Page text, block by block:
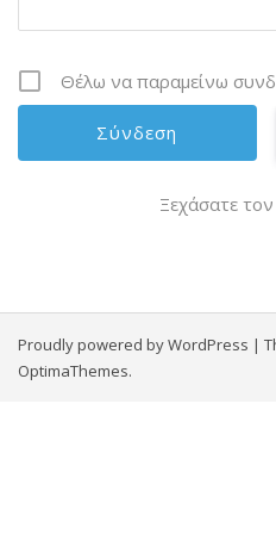
Θέλω να παραμείνω
Ξεχάσατε
Proudly powered by WordPress |
OptimaThemes.